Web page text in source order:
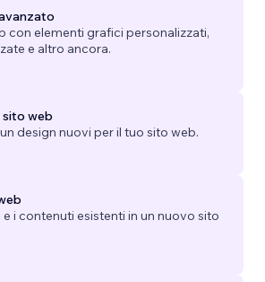
con elementi grafici personalizzati,
e altro ancora.
web
design nuovi per il tuo sito web.
e i contenuti esistenti in un nuovo sito